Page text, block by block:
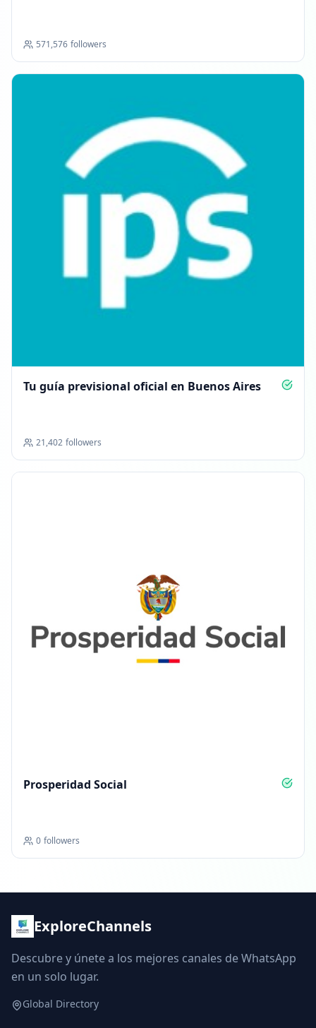
571,576 followers
Tu guía previsional oficial en Buenos Aires
21,402 followers
Prosperidad Social
0 followers
ExploreChannels
Descubre y únete a los mejores canales de WhatsApp
en un solo lugar.
Global Directory